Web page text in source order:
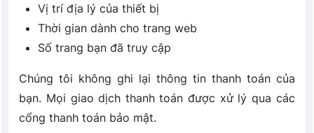
Vị trí địa lý của thiết bị
Thời gian dành cho trang web
Số trang bạn đã truy cập
Chúng tôi không ghi lại thông tin thanh toán của
bạn. Mọi giao dịch thanh toán được xử lý qua các
cổng thanh toán bảo mật.